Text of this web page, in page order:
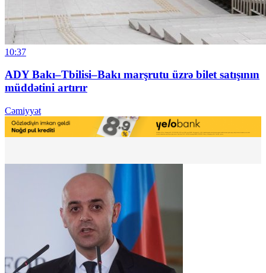
10:37
ADY Bakı–Tbilisi–Bakı marşrutu üzrə bilet satışının
müddətini artırır
Cəmiyyət